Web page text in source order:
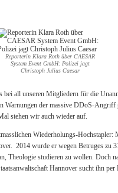
Reporterin Klara Roth über CAESAR
System Event GmbH: Polizei jagt
Christoph Julius Caesar
all unseren Mitgliedern für die
Warnungen der massive DDoS-Angriff
stehen wir auch wieder auf.
Wiederholungs-Hochstapler:
2014 wurde er wegen Betruges zu
Theologie studieren zu wollen. Doch
Hannover sucht ihn per